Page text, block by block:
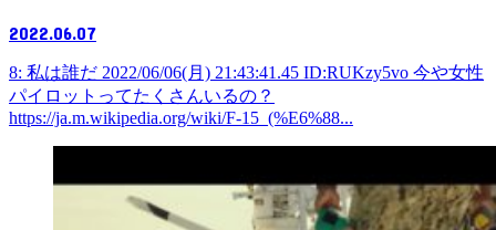
2022.06.07
8: 私は誰だ 2022/06/06(月) 21:43:41.45 ID:RUKzy5vo 今や女性
パイロットってたくさんいるの？
https://ja.m.wikipedia.org/wiki/F-15_(%E6%88...